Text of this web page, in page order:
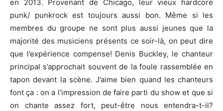
en 2013. Provenant de Chicago, leur vieux hardcore
punk/ punkrock est toujours aussi bon. Même si les
membres du groupe ne sont plus aussi jeunes que la
majorité des musiciens présents ce soir-là, on peut dire
que l’expérience compense! Denis Buckley, le chanteur
principal s’approchait souvent de la foule rassemblée en
tapon devant la scène. J’aime bien quand les chanteurs
font ça : on a l’impression de faire parti du show et que si
on chante assez fort, peut-être nous entendra-t-il?